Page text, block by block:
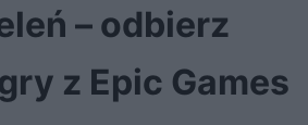
– odbierz
z Epic Games